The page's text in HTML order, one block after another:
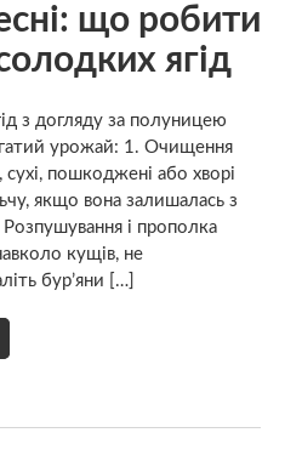
що робити
ягід
з догляду за полуницею
урожай: 1. Очищення
пошкоджені або хворі
якщо вона залишалась з
і прополка
кущів, не
бур’яни […]